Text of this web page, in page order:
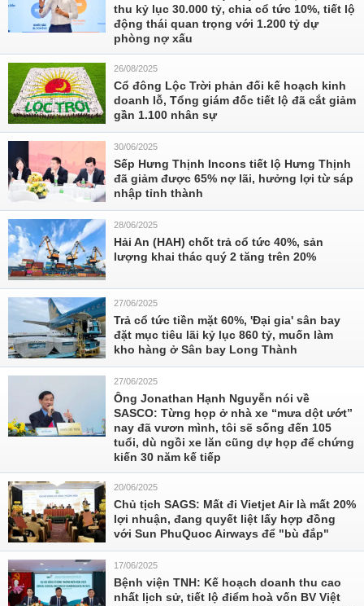
thu kỷ lục 30.000 tỷ, chia cổ tức 10%, tiết lộ
động thái quan trọng với 1.200 tỷ dự
phòng nợ xấu
26/08/2025
Cổ đông Lộc Trời phản đối kế hoạch kinh
doanh lỗ, Tổng giám đốc tiết lộ đã cắt giảm
gần 1.100 nhân sự
30/06/2025
Sếp Hưng Thịnh Incons tiết lộ Hưng Thịnh
đã giảm được 65% nợ lãi, hưởng lợi từ sáp
nhập tỉnh thành
28/06/2025
Hải An (HAH) chốt trả cổ tức 40%, sản
lượng khai thác quý 2 tăng trên 20%
27/06/2025
Trả cổ tức tiền mặt 60%, 'Đại gia' sân bay
đặt mục tiêu lãi kỷ lục 860 tỷ, muốn làm
kho hàng ở Sân bay Long Thành
27/06/2025
Ông Jonathan Hạnh Nguyễn nói về
SASCO: Từng họp ở nhà xe “mưa dột ướt”
nay đã vươn mình, tôi sẽ sống đến 105
tuổi, dù ngồi xe lăn cũng dự họp để chứng
kiến 30 năm kế tiếp
20/06/2025
Chủ tịch SAGS: Mất đi Vietjet Air là mất 20%
lợi nhuận, đang quyết liệt lấy hợp đồng
với Sun PhuQuoc Airways để "bù đắp"
17/06/2025
Bệnh viện TNH: Kế hoạch doanh thu cao
nhất lịch sử, tiết lộ điểm hoà vốn BV Việt